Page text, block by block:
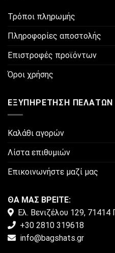
Τρόποι πληρωμής
Πληροφορίες αποστολής
Επιστροφές προϊόντων
Όροι χρήσης
ΕΞΥΠΗΡΈΤΗΣΗ ΠΕΛΑΤΏΝ
Καλάθι αγορών
Λίστα επιθυμιών
Επικοινωνήστε μαζί μας
ΘΑ ΜΑΣ ΒΡΕΙΤΕ:
Ελ. Βενιζέλου 129, 71414
+30 2810 319618
info@bagshats.gr